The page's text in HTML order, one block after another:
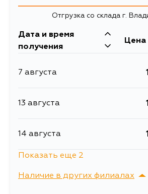
LEXUS
13/
15/
Расширенное описание
грубой
15/
Отгрузка со склада г.
Дата и время
получения
Цена
7 августа
13 августа
14 августа
Показать еще 2
Наличие в других филиалах